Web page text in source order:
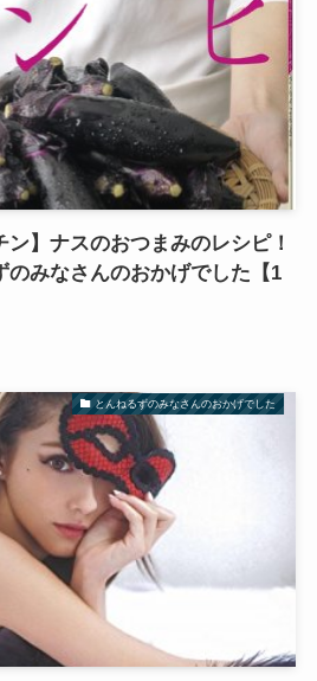
ン】ナスのおつまみのレシピ！
のみなさんのおかげでした【1
とんねるずのみなさんのおかげでした